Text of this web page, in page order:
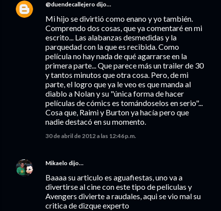
@duendecallejero dijo…
Mi hijo se divirtió como enano y yo también.
Comprendo dos cosas, que ya comentaré en mi
escrito... Las alabanzas desmedidas y la
parquedad con la que es recibida. Como
película no hay nada de qué agarrarse en la
primera parte... Que parece más un trailer de 30
y tantos minutos que otra cosa. Pero, de mi
parte, el logro que ya le veo es que manda al
diablo a Nolan y su "única forma de hacer
películas de cómics es tomándoselos en serio"...
Cosa que, Raimi y Burton ya hacía pero que
nadie destacó en su momento.
30 de abril de 2012 a las 12:46 p.m.
Mikaelo dijo…
Baaaa su articulo es aguafiestas, uno va a
divertirse al cine con este tipo de peliculas y
Avengers divierte a raudales, aqui se vio mal su
critica de dizque experto